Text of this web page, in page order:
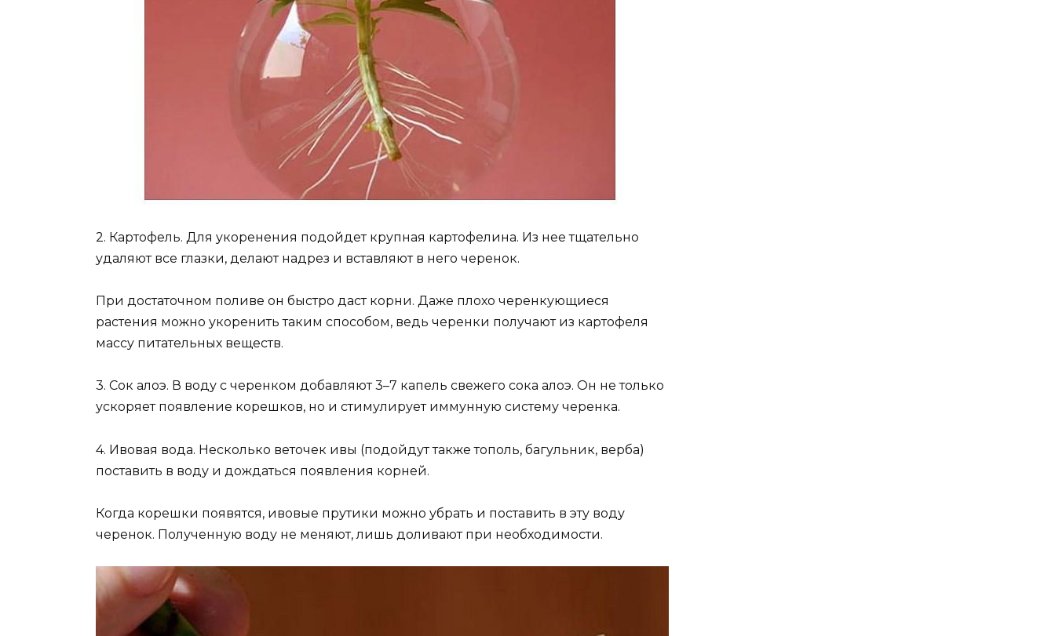
2. Картофель. Для укоренения подойдет крупная картофелина. Из нее тщательно
удаляют все глазки, делают надрез и вставляют в него черенок.
При достаточном поливе он быстро даст корни. Даже плохо черенкующиеся
растения можно укоренить таким способом, ведь черенки получают из картофеля
массу питательных веществ.
3. Сок алоэ. В воду с черенком добавляют 3–7 капель свежего сока алоэ. Он не только
ускоряет появление корешков, но и стимулирует иммунную систему черенка.
4. Ивовая вода. Несколько веточек ивы (подойдут также тополь, багульник, верба)
поставить в воду и дождаться появления корней.
Когда корешки появятся, ивовые прутики можно убрать и поставить в эту воду
черенок. Полученную воду не меняют, лишь доливают при необходимости.